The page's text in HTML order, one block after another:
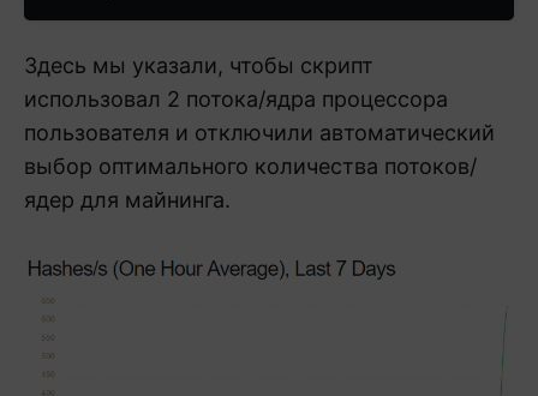
Здесь мы указали, чтобы скрипт
использовал 2 потока/ядра процессора
пользователя и отключили автоматический
выбор оптимального количества потоков/
ядер для майнинга.